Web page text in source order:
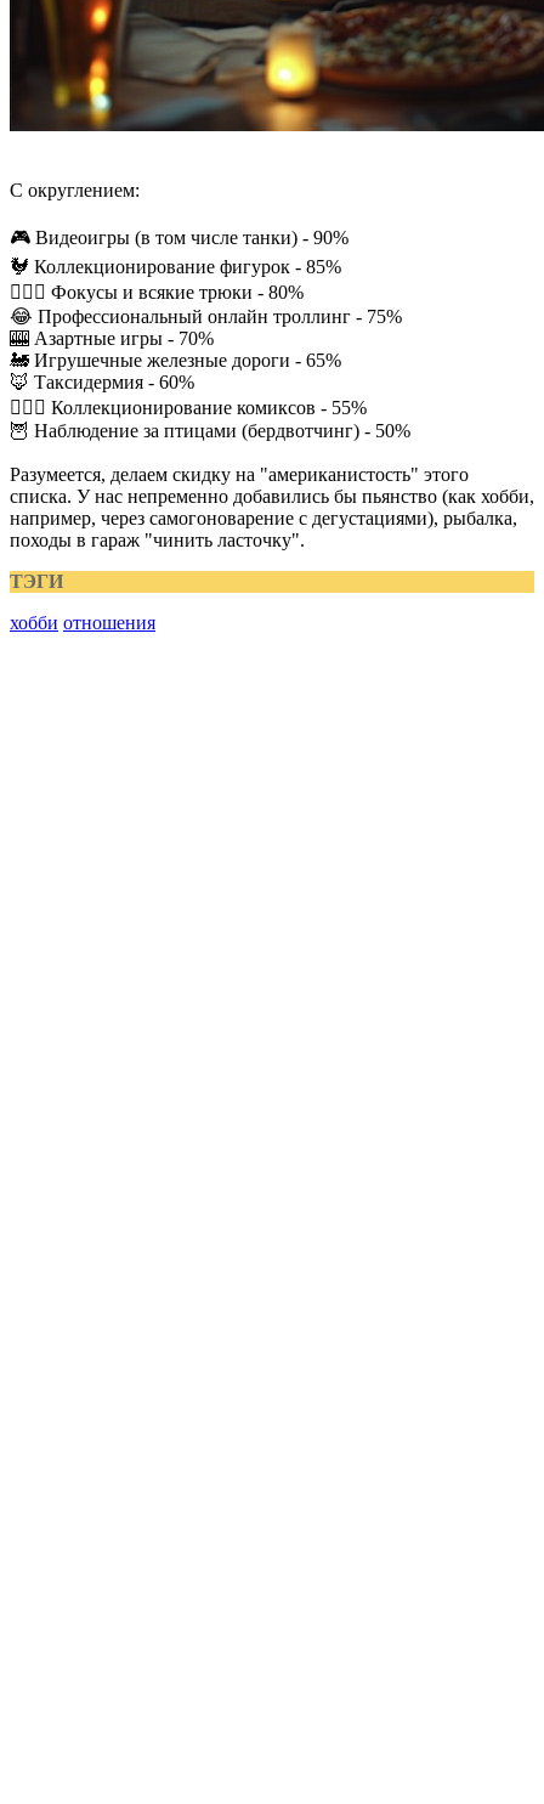
С округлением:
🎮 Видеоигры (в том числе танки) - 90%
🐓 Коллекционирование фигурок - 85%
🤹🏼‍♂️ Фокусы и всякие трюки - 80%
😂 Профессиональный онлайн троллинг - 75%
🎰 Азартные игры - 70%
🚂 Игрушечные железные дороги - 65%
🦊 Таксидермия - 60%
🦹🏼‍♀️ Коллекционирование комиксов - 55%
🦉 Наблюдение за птицами (бердвотчинг) - 50%
Разумеется, делаем скидку на "американистость" этого
списка. У нас непременно добавились бы пьянство (как хобби,
например, через самогоноварение с дегустациями), рыбалка,
походы в гараж "чинить ласточку".
ТЭГИ
хобби отношения